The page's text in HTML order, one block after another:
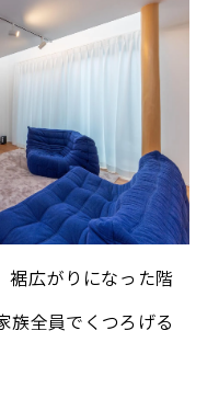
裾広がりになった階
族全員でくつろげる